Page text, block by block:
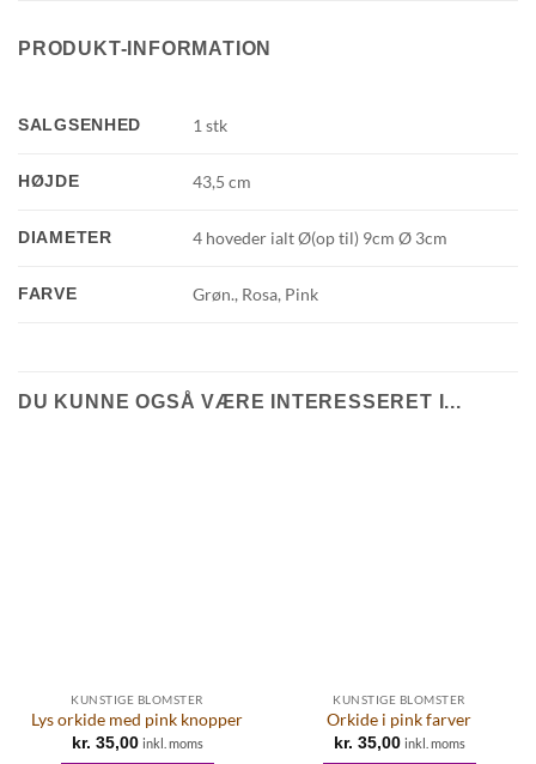
PRODUKT-INFORMATION
SALGSENHED 1 stk
HØJDE 43,5 cm
DIAMETER 4 hoveder ialt Ø(op til) 9cm Ø 3cm
FARVE Grøn., Rosa, Pink
DU KUNNE OGSÅ VÆRE INTERESSERET I...
KUNSTIGE BLOMSTER
Lys orkide med pink knopper
kr. 35,00 inkl. moms
KUNSTIGE BLOMSTER
Orkide i pink farver
kr. 35,00 inkl. moms